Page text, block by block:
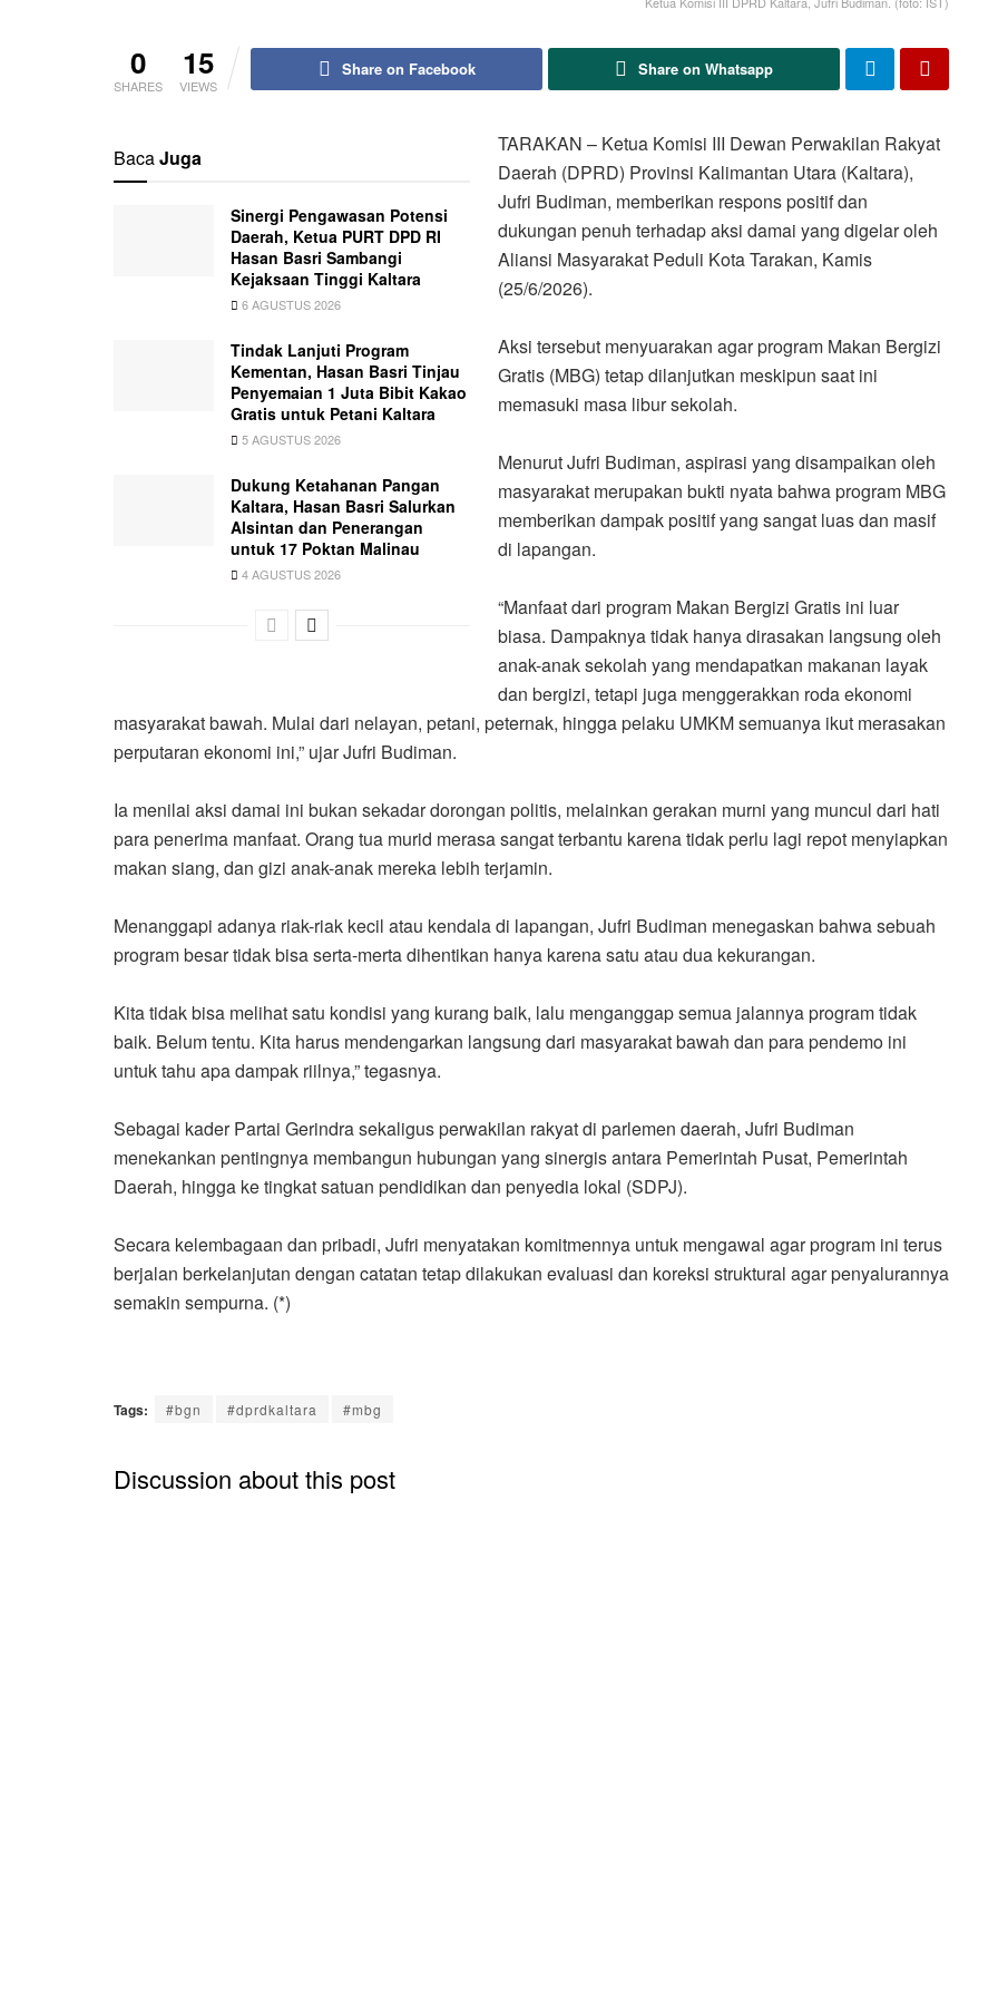
0
SHARES
15
VIEWS
Share on Facebook Share on Whatsapp
BacaJuga
Sinergi Pengawasan Potensi
Daerah, Ketua PURT DPD RI
Hasan Basri Sambangi
Kejaksaan Tinggi Kaltara
6 AGUSTUS 2026
Tindak Lanjuti Program
Kementan, Hasan Basri Tinjau
Penyemaian 1 Juta Bibit Kakao
Gratis untuk Petani Kaltara
5 AGUSTUS 2026
Dukung Ketahanan Pangan
Kaltara, Hasan Basri Salurkan
Alsintan dan Penerangan
untuk 17 Poktan Malinau
4 AGUSTUS 2026
TARAKAN – Ketua Komisi III Dewan Perwakilan Rakyat
Daerah (DPRD) Provinsi Kalimantan Utara (Kaltara),
Jufri Budiman, memberikan respons positif dan
dukungan penuh terhadap aksi damai yang digelar oleh
Aliansi Masyarakat Peduli Kota Tarakan, Kamis
(25/6/2026).
Aksi tersebut menyuarakan agar program Makan Bergizi
Gratis (MBG) tetap dilanjutkan meskipun saat ini
memasuki masa libur sekolah.
Menurut Jufri Budiman, aspirasi yang disampaikan oleh
masyarakat merupakan bukti nyata bahwa program MBG
memberikan dampak positif yang sangat luas dan masif
di lapangan.
“Manfaat dari program Makan Bergizi Gratis ini luar
biasa. Dampaknya tidak hanya dirasakan langsung oleh
anak-anak sekolah yang mendapatkan makanan layak
dan bergizi, tetapi juga menggerakkan roda ekonomi
masyarakat bawah. Mulai dari nelayan, petani, peternak, hingga pelaku UMKM semuanya ikut merasakan
perputaran ekonomi ini,” ujar Jufri Budiman.
Ia menilai aksi damai ini bukan sekadar dorongan politis, melainkan gerakan murni yang muncul dari hati
para penerima manfaat. Orang tua murid merasa sangat terbantu karena tidak perlu lagi repot menyiapkan
makan siang, dan gizi anak-anak mereka lebih terjamin.
Menanggapi adanya riak-riak kecil atau kendala di lapangan, Jufri Budiman menegaskan bahwa sebuah
program besar tidak bisa serta-merta dihentikan hanya karena satu atau dua kekurangan.
Kita tidak bisa melihat satu kondisi yang kurang baik, lalu menganggap semua jalannya program tidak
baik. Belum tentu. Kita harus mendengarkan langsung dari masyarakat bawah dan para pendemo ini
untuk tahu apa dampak riilnya,” tegasnya.
Sebagai kader Partai Gerindra sekaligus perwakilan rakyat di parlemen daerah, Jufri Budiman
menekankan pentingnya membangun hubungan yang sinergis antara Pemerintah Pusat, Pemerintah
Daerah, hingga ke tingkat satuan pendidikan dan penyedia lokal (SDPJ).
Secara kelembagaan dan pribadi, Jufri menyatakan komitmennya untuk mengawal agar program ini terus
berjalan berkelanjutan dengan catatan tetap dilakukan evaluasi dan koreksi struktural agar penyalurannya
semakin sempurna. (*)
Tags: #bgn #dprdkaltara #mbg
Discussion about this post